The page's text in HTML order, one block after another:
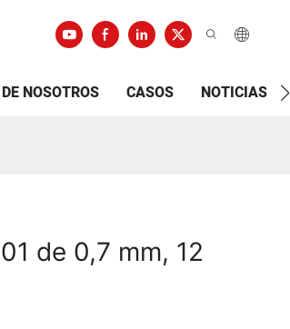
NOSOTROS CASOS NOTICIAS
de 0,7 mm, 12